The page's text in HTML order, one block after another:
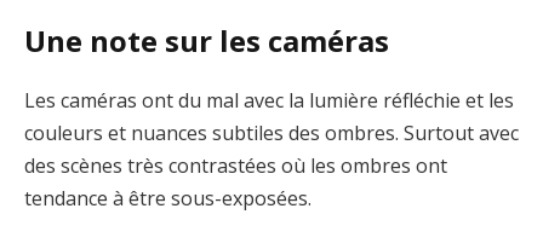
Une note sur les caméras
Les caméras ont du mal avec la lumière réfléchie et les
couleurs et nuances subtiles des ombres. Surtout avec
des scènes très contrastées où les ombres ont
tendance à être sous-exposées.